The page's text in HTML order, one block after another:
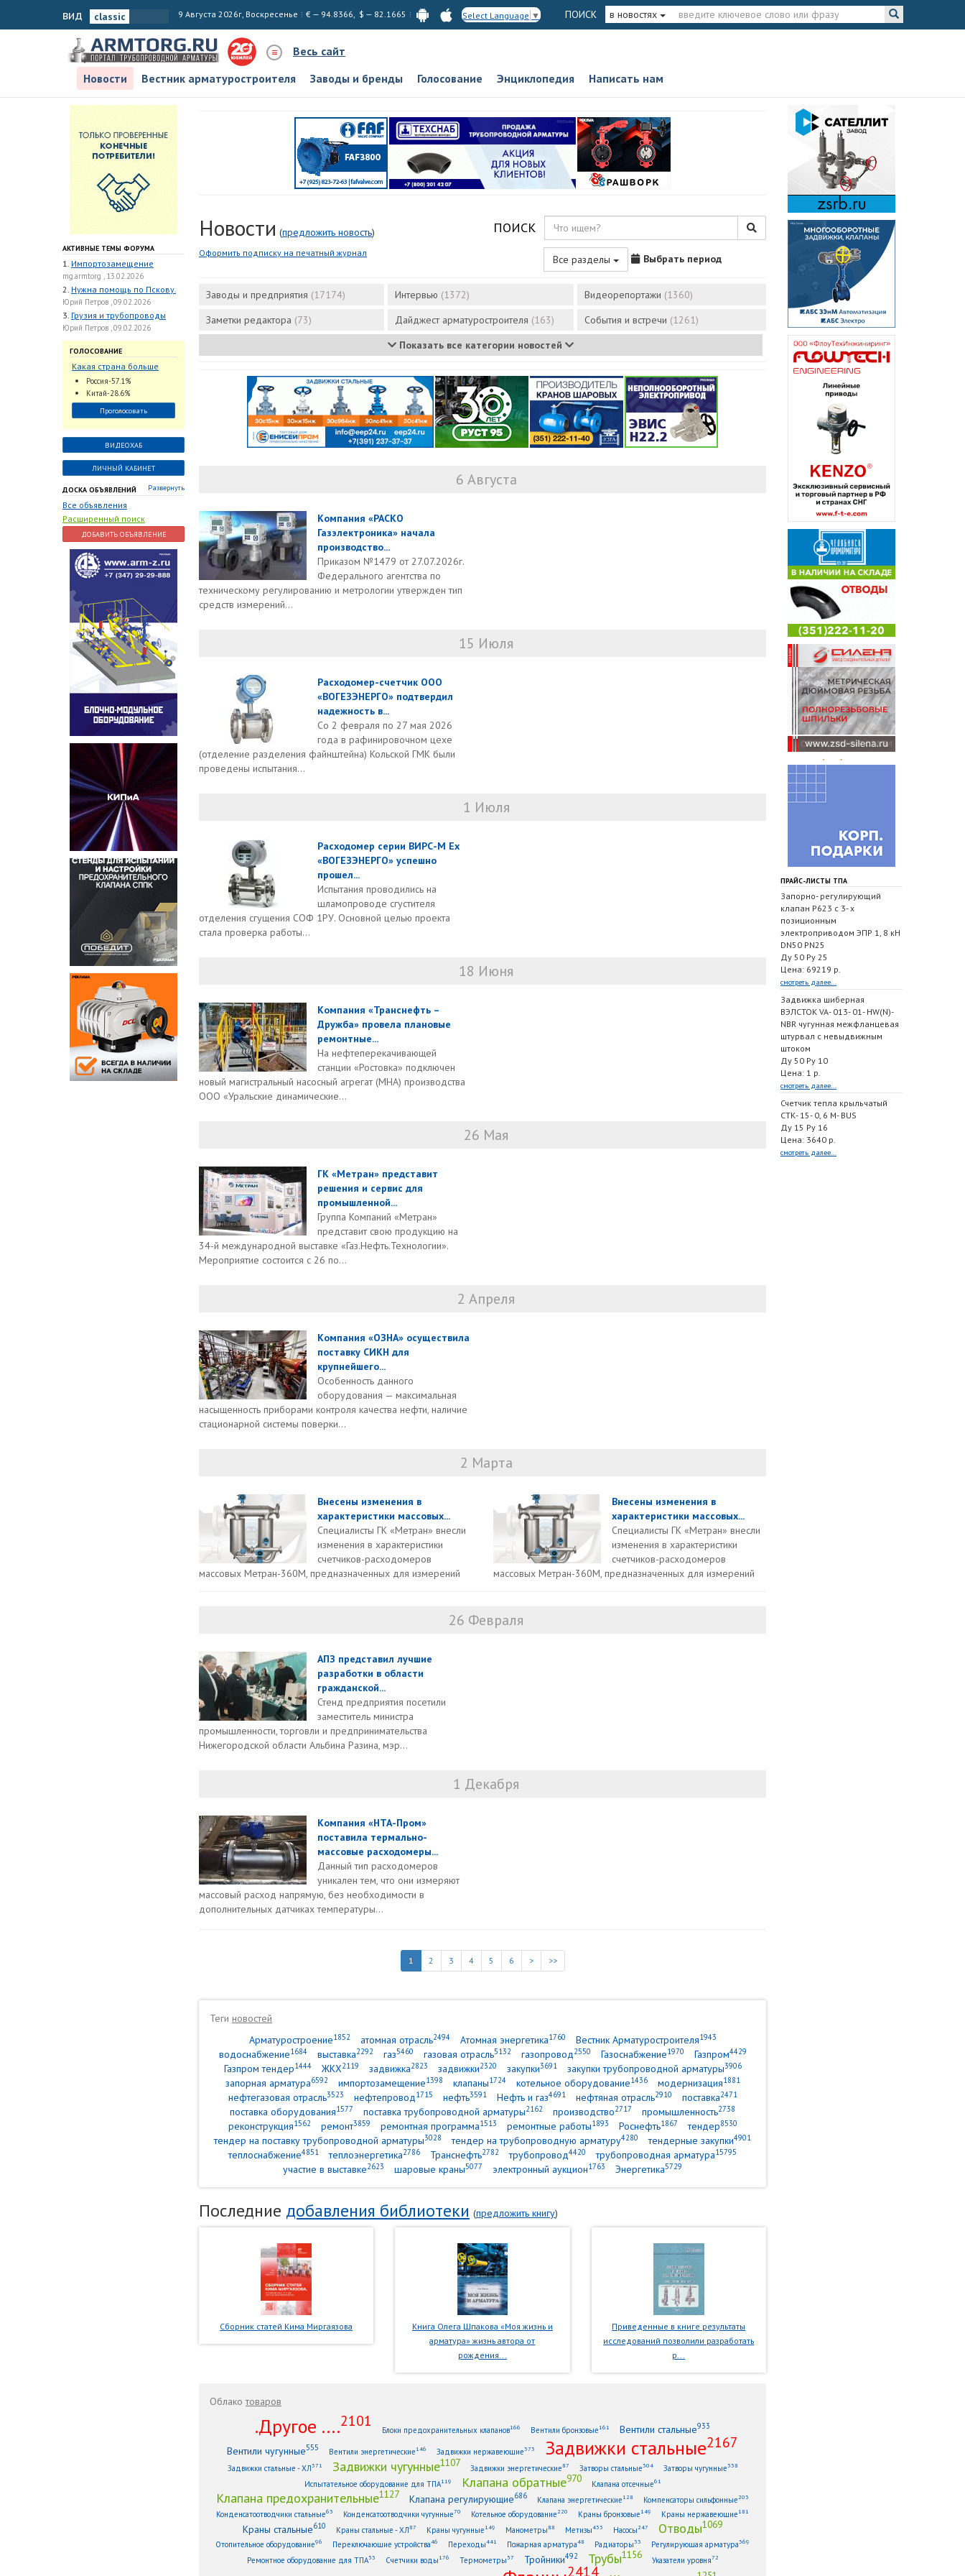
вид 9 Августа 2026г, Воскресенье € — 94.8366, $ — 82.1665 Select Language ▼ ПОИСК в новостях
Весь сайт
Новости
Вестник арматуростроителя Заводы и бренды Голосование Энциклопедия Написать нам
АКТИВНЫЕ ТЕМЫ ФОРУМА
1. Импортозамещение
mg.armtorg , 13.02.2026
2. Нужна помощь по Пскову.
Юрий Петров , 09.02.2026
3. Грузия и трубопроводы
Юрий Петров , 09.02.2026
ГОЛОСОВАНИЕ
Какая страна больше
всего поставляет
трубопроводную
арматуру в химическую
отрасль?
Россия-57.1%
Китай-28.6%
Проголосовать
ВИДЕОХАБ
ЛИЧНЫЙ КАБИНЕТ
ДОСКА ОБЪЯВЛЕНИЙ Развернуть
Все объявления
Расширенный поиск
ДОБАВИТЬ ОБЪЯВЛЕНИЕ
Новости (предложить новость)
Оформить подписку на печатный журнал
ПОИСК
Все разделы Выбрать период
Заводы и предприятия (17174) Интервью (1372) Видеорепортажи (1360)
Заметки редактора (73) Дайджест арматуростроителя (163) События и встречи (1261)
Показать все категории новостей
6 Августа
Компания «РАСКО
Газэлектроника» начала
производство...
Приказом №1479 от 27.07.2026г.
Федерального агентства по
техническому регулированию и метрологии утвержден тип
средств измерений...
15 Июля
Расходомер-счетчик ООО
«ВОГЕЗЭНЕРГО» подтвердил
надежность в...
Со 2 февраля по 27 мая 2026
года в рафинировочном цехе
(отделение разделения файнштейна) Кольской ГМК были
проведены испытания...
1 Июля
Расходомер серии ВИРС-М Ex
«ВОГЕЗЭНЕРГО» успешно
прошел...
Испытания проводились на
шламопроводе сгустителя
отделения сгущения СОФ 1РУ. Основной целью проекта
стала проверка работы...
18 Июня
Компания «Транснефть –
Дружба» провела плановые
ремонтные...
На нефтеперекачивающей
станции «Ростовка» подключен
новый магистральный насосный агрегат (МНА) производства
ООО «Уральские динамические...
26 Мая
ГК «Метран» представит
решения и сервис для
промышленной...
Группа Компаний «Метран»
представит свою продукцию на
34-й международной выставке «Газ.Нефть.Технологии».
Мероприятие состоится с 26 по...
2 Апреля
Компания «ОЗНА» осуществила
поставку СИКН для
крупнейшего...
Особенность данного
оборудования — максимальная
насыщенность приборами контроля качества нефти, наличие
стационарной системы поверки...
2 Марта
Внесены изменения в
характеристики массовых...
Специалисты ГК «Метран» внесли
изменения в характеристики
счетчиков-расходомеров
массовых Метран-360М, предназначенных для измерений
Внесены изменения в
характеристики массовых...
Специалисты ГК «Метран» внесли
изменения в характеристики
счетчиков-расходомеров
массовых Метран-360М, предназначенных для измерений
26 Февраля
АПЗ представил лучшие
разработки в области
гражданской...
Стенд предприятия посетили
заместитель министра
промышленности, торговли и предпринимательства
Нижегородской области Альбина Разина, мэр...
1 Декабря
Компания «НТА-Пром»
поставила термально-
массовые расходомеры...
Данный тип расходомеров
уникален тем, что они измеряют
массовый расход напрямую, без необходимости в
дополнительных датчиках температуры...
1 2 3 4 5 6 > >>
Теги новостей
Арматуростроение1852 атомная отрасль2494 Атомная энергетика1760 Вестник Арматуростроителя1943
водоснабжение1684 выставка2292 газ5460 газовая отрасль5132 газопровод2550 Газоснабжение1970 Газпром4429
Газпром тендер1444 ЖКХ2119 задвижка2823 задвижки2320 закупки3691 закупки трубопроводной арматуры3906
запорная арматура6592 импортозамещение1398 клапаны1724 котельное оборудование1436 модернизация1881
нефтегазовая отрасль3523 нефтепровод1715 нефть3591 Нефть и газ4691 нефтяная отрасль2910 поставка2471
поставка оборудования1577 поставка трубопроводной арматуры2162 производство2717 промышленность2738
реконструкция1562 ремонт3859 ремонтная программа1513 ремонтные работы1893 Роснефть1867 тендер8530
тендер на поставку трубопроводной арматуры3028 тендер на трубопроводную арматуру4280 тендерные закупки4901
теплоснабжение4851 теплоэнергетика2786 Транснефть2782 трубопровод4420 трубопроводная арматура15795
участие в выставке2623 шаровые краны5077 электронный аукцион1763 Энергетика5729
Последние добавления библиотеки (предложить книгу)
Сборник статей Кима Миргаязова
Книга Олега Шпакова «Моя жизнь и
арматура» жизнь автора от
рождения...
Приведенные в книге результаты
исследований позволили разработать
р...
Облакотоваров
.Другое ....2101
Блоки предохранительных клапанов166 Вентили бронзовые161 Вентили стальные933
Вентили чугунные555 Вентили энергетические146 Задвижки нержавеющие373 Задвижки стальные2167
Задвижки стальные - ХЛ371 Задвижки чугунные1107 Задвижки энергетические87 Затворы стальные304 Затворы чугунные338
Испытательное оборудование для ТПА119 Клапана обратные970 Клапана отсечные61
Клапана предохранительные1127 Клапана регулирующие686 Клапана энергетические128 Компенсаторы сильфонные203
Конденсатоотводчики стальные63 Конденсатоотводчики чугунные70 Котельное оборудование220 Краны бронзовые149 Краны нержавеющие181
Краны стальные610 Краны стальные - ХЛ87 Краны чугунные149 Манометры88 Метизы433 Насосы247 Отводы1069
Отопительное оборудование96 Переключающие устройства46 Переходы441 Пожарная арматура48 Радиаторы33 Регулирующая арматура369
Ремонтное оборудование для ТПА53 Счетчики воды176 Термометры 57 Тройники492 Трубы1156 Указатели уровня72
2414
ПРАЙС-ЛИСТЫ ТПА
Запорно- регулирующий
клапан Р623 с 3- х
позиционным
электроприводом ЭПР 1, 8 кН
DN50 PN25
Ду 50 Ру 25
Цена: 69219 р.
смотреть далее...
Задвижка шиберная
ВЭЛСТОК VA- 013- 01- HW(N)-
NBR чугунная межфланцевая
штурвал с невыдвижным
штоком
Ду 50 Ру 10
Цена: 1 р.
смотреть далее...
Счетчик тепла крыльчатый
СТК- 15- 0, 6 M- BUS
Ду 15 Ру 16
Цена: 3640 р.
смотреть далее...